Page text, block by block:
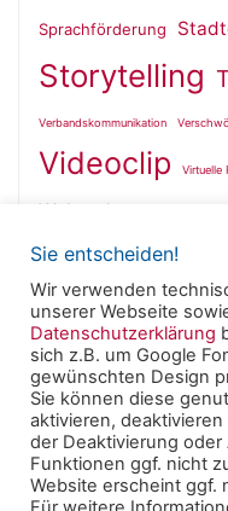
Sprachförderung
Storytelling
Verbandskommunikation
Videoclip Virtuelle
Wahrnehmung
Powered by
© 2025 Clearingstelle
Bischofskonferenz
Mainz -
Sie entscheiden!
Wir verwenden
unserer Webseite
Datenschutzerklärung
sich z.B. um Google
gewünschten Design
Sie können diese
aktivieren,
der Deaktivierung
Funktionen ggf. nicht
Website erscheint ggf.